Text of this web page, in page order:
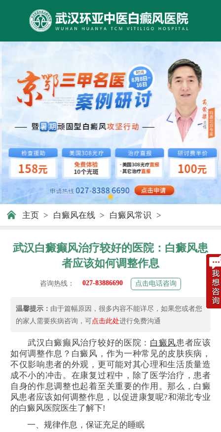
主页 > 白癜风在线 > 白癜风常识 >
武汉白癜癫风治疗较好的医院：白癜风患
者应该如何调整作息
咨询热线： 027-83886690 点击电话咨询
温馨提示： 由于篇幅原因，很多内容不能详尽，如果您或者您
的家人需要疾病咨询，可点击此处进行免费沟通
武汉白癜癫风治疗较好的医院： 白癜风患者应该
如何调整作息？白癜风，作为一种常见的皮肤疾病，
不仅影响患者的外观，更可能对其心理和生活质量造
成不小的冲击。在康复过程中，除了医学治疗，患者
自身的作息调整也起着至关重要的作用。那么，白癜
风患者应该如何调整作息，以促进康复呢?和湖北专业
的白癜风医院医生了解下!
一、规律作息，保证充足的睡眠